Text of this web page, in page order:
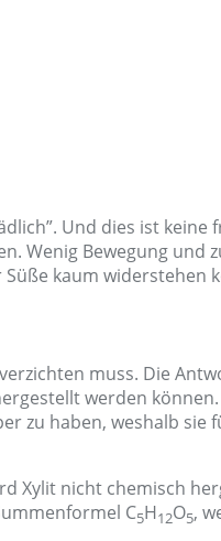
Und dies ist keine
Wenig Bewegung und
kaum widerstehen
muss. Die
werden
zu haben, weshalb
Xylit nicht chemisch
C5H12O5,